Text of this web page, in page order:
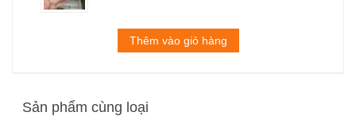
Thêm vào giỏ hàng
Sản phẩm cùng loại